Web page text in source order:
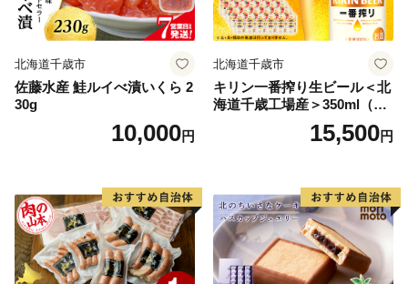
北海道千歳市
佐藤水産 鮭ルイべ漬いくら 2
30g
10,000円
北海道千歳市
キリン一番搾り生ビール＜北
海道千歳工場産＞350ml（24
15,500円